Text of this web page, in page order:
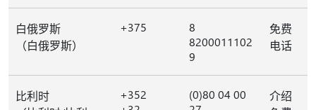
白俄罗斯
（白俄罗斯）
+375
8
8200011102
9
免费
电话
比利时
+352
(0)80 04 00
介绍